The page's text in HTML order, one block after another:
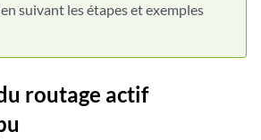
suivant les étapes et exemples
routage actif